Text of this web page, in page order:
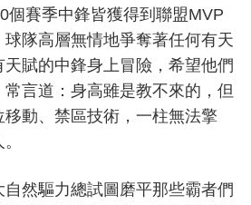
個賽季中鋒皆獲得到聯盟MVP
隊高層無情地爭奪著任何有天
賦的中鋒身上冒險，希望他們
言道：身高雖是教不來的，但
動、禁區技術，一柱無法擎
然驅力總試圖磨平那些霸者們